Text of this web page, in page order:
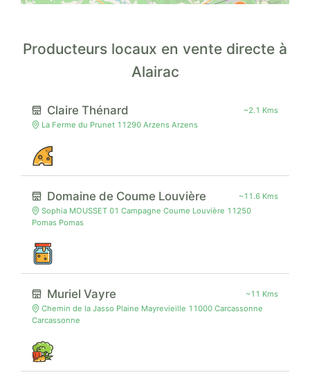
Producteurs locaux en vente directe à
Alairac
Claire Thénard
~2.1 Kms
La Ferme du Prunet 11290 Arzens Arzens
Domaine de Coume Louvière
~11.6 Kms
Sophia MOUSSET 01 Campagne Coume Louvière 11250
Pomas Pomas
Muriel Vayre
~11 Kms
Chemin de la Jasso Plaine Mayrevieille 11000 Carcassonne
Carcassonne